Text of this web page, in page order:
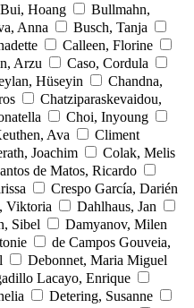
Bui, Hoang
Bullmahn,
Anna
Busch, Tanja
Calleen, Florine
Arzu
Caso, Cordula
Hüseyin
Chandna,
Chatziparaskevaidou,
Choi, Inyoung
Ava
Climent
Joachim
Colak, Melis
de Matos, Ricardo
Crespo García, Darién
Viktoria
Dahlhaus, Jan
Sibel
Damyanov, Milen
de Campos Gouveia,
Debonnet, Maria Miguel
Lacayo, Enrique
Detering, Susanne